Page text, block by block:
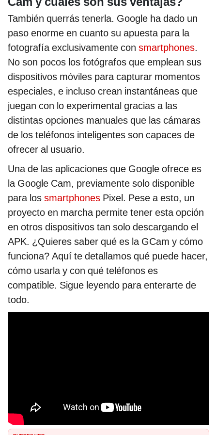
También querrás tenerla. Google ha dado un
paso enorme en cuanto su apuesta para la
fotografía exclusivamente con smartphones.
No son pocos los fotógrafos que emplean sus
dispositivos móviles para capturar momentos
especiales, e incluso crean instantáneas que
juegan con lo experimental gracias a las
distintas opciones manuales que las cámaras
de los teléfonos inteligentes son capaces de
ofrecer al usuario.
Una de las aplicaciones que Google ofrece es
la Google Cam, previamente solo disponible
para los smartphones Pixel. Pese a esto, un
proyecto en marcha permite tener esta opción
en otros dispositivos tan solo descargando el
APK. ¿Quieres saber qué es la GCam y cómo
funciona? Aquí te detallamos qué puede hacer,
cómo usarla y con qué teléfonos es
compatible. Sigue leyendo para enterarte de
todo.